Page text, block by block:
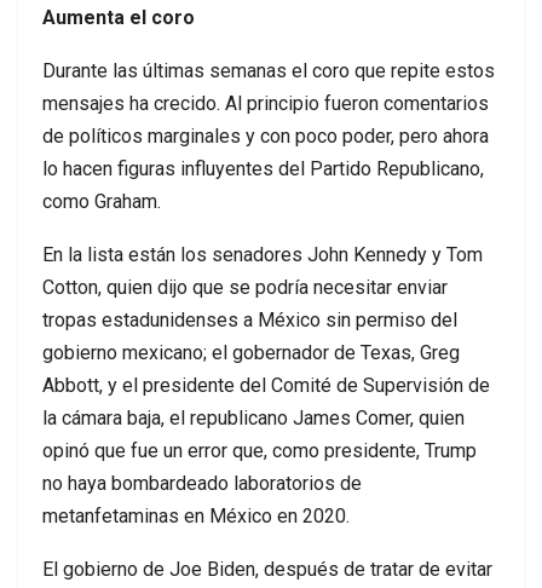
Aumenta el coro
Durante las últimas semanas el coro que repite estos
mensajes ha crecido. Al principio fueron comentarios
de políticos marginales y con poco poder, pero ahora
lo hacen figuras influyentes del Partido Republicano,
como Graham.
En la lista están los senadores John Kennedy y Tom
Cotton, quien dijo que se podría necesitar enviar
tropas estadunidenses a México sin permiso del
gobierno mexicano; el gobernador de Texas, Greg
Abbott, y el presidente del Comité de Supervisión de
la cámara baja, el republicano James Comer, quien
opinó que fue un error que, como presidente, Trump
no haya bombardeado laboratorios de
metanfetaminas en México en 2020.
El gobierno de Joe Biden, después de tratar de evitar